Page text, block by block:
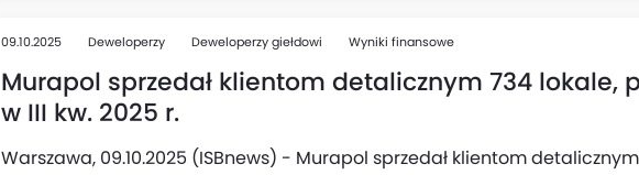
wynosi 625 lokali (poprzednio 510 lokali), podała spółka.
09.10.2025 Deweloperzy Deweloperzy giełdowi Wyniki finansowe
Murapol sprzedał klientom detalicznym 734 lokale,
w III kw. 2025 r.
Warszawa, 09.10.2025 (ISBnews) - Murapol sprzedał klientom